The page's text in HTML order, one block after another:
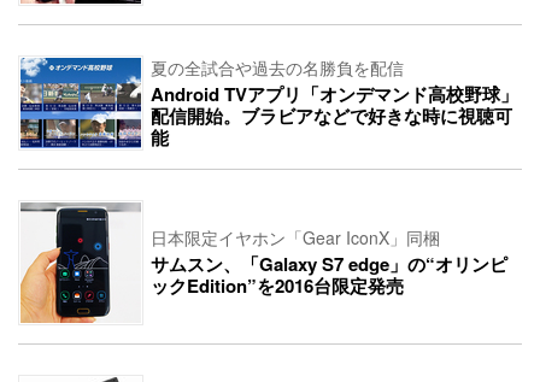
夏の全試合や過去の名勝負を配信
Android TVアプリ「オンデマンド高校野球」
配信開始。ブラビアなどで好きな時に視聴可
能
日本限定イヤホン「Gear IconX」同梱
サムスン、「Galaxy S7 edge」の“オリンピ
ックEdition”を2016台限定発売